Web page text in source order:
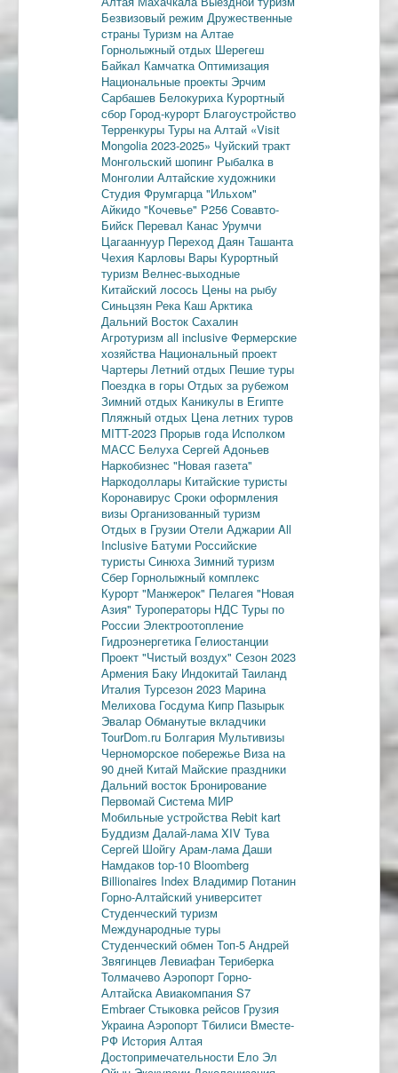
Безвизовый режим Дружественные
страны Туризм на Алтае
Горнолыжный отдых Шерегеш
Байкал КамчаткаОптимизация
Национальные проекты Эрчим
Сарбашев Белокуриха Курортный
сбор Город-курорт Благоустройство
Терренкуры Туры на Алтай «Visit
Mongolia 2023-2025» Чуйский тракт
Монгольский шопинг Рыбалка в
Монголии Алтайские художники
Студия Фрумгарца"Ильхом"
Айкидо "Кочевье" Р256 Совавто-
Бийск Перевал Канас Урумчи
Цагааннуур Переход Даян Ташанта
Чехия Карловы Вары Курортный
туризм Велнес-выходные
Китайский лосось Цены на рыбу
Синьцзян Река Каш Арктика
Дальний Восток Сахалин
Агротуризм all inclusive Фермерские
хозяйства Национальный проект
Чартеры Летний отдых Пешие туры
Поездка в горы Отдых за рубежом
Зимний отдых Каникулы в Египте
Пляжный отдых Цена летних туров
MITT-2023 Прорыв года Исполком
МАСС БелухаСергей Адоньев
Наркобизнес "Новая газета"
Наркодоллары Китайские туристы
Коронавирус Сроки оформления
визы Организованный туризм
Отдых в Грузии Отели Аджарии All
Inclusive Батуми Российские
туристы СинюхаЗимний туризм
Сбер Горнолыжный комплекс
Курорт "Манжерок" Пелагея "Новая
Азия" Туроператоры НДС Туры по
России Электроотопление
Гидроэнергетика Гелиостанции
Проект "Чистый воздух" Сезон 2023
Армения Баку Индокитай Таиланд
Италия Турсезон 2023 Марина
Мелихова Госдума Кипр Пазырык
Эвалар Обманутые вкладчики
TourDom.ru Болгария Мультивизы
Черноморское побережье Виза на
90 дней Китай Майские праздники
Дальний восток Бронирование
Первомай Система МИР
Мобильные устройства Rebit kart
Буддизм Далай-лама XIV Тува
Сергей Шойгу Арам-ламаДаши
Намдаков top-10 Bloomberg
Billionaires Index Владимир Потанин
Горно-Алтайский университет
Студенческий туризм
Международные туры
Студенческий обмен Топ-5 Андрей
Звягинцев Левиафан Териберка
Толмачево Аэропорт Горно-
АлтайскаАвиакомпания S7
EmbraerСтыковка рейсов Грузия
УкраинаАэропорт Тбилиси Вместе-
РФ История Алтая
Достопримечательности Ело Эл